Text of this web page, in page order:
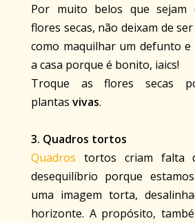
Por muito belos que sejam
flores secas, não deixam de
como maquilhar um defunto
a casa porque é bonito, iaics!
Troque as flores secas
plantas vivas.
3. Quadros tortos
Quadros tortos criam falta
desequilíbrio porque
uma imagem torta,
horizonte. A propósito,